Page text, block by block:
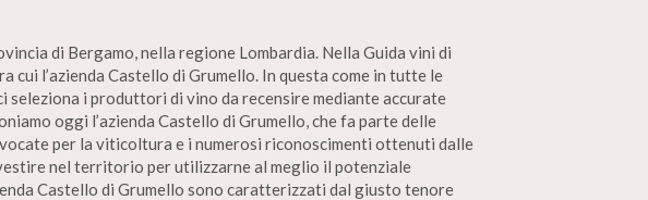
di Bergamo, nella regione Lombardia. Nella Guida vini di
l’azienda Castello di Grumello. In questa come in tutte le
i produttori di vino da recensire mediante accurate
oggi l’azienda Castello di Grumello, che fa parte delle
per la viticoltura e i numerosi riconoscimenti ottenuti dalle
nel territorio per utilizzarne al meglio il potenziale
Castello di Grumello sono caratterizzati dal giusto tenore